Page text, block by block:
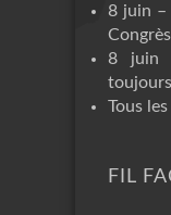
8 juin –
Congrès
8 juin
Tous
FIL